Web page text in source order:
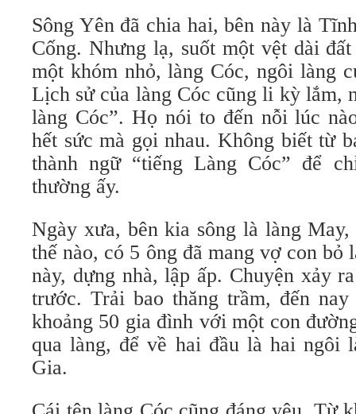
Sông Yên đã chia hai, bên này là
Cống. Nhưng lạ, suốt một vệt dài
một khóm nhỏ, làng Cóc, ngôi làng
Lịch sử của làng Cóc cũng li kỳ lắm,
làng Cóc”. Họ nói to đến nỗi lúc
hết sức mà gọi nhau. Không biết từ
thành ngữ “tiếng Làng Cóc” để
thường ấy.
Ngày xưa, bên kia sông là làng
thế nào, có 5 ông đã mang vợ con bỏ
này, dựng nhà, lập ấp. Chuyện xảy
trước. Trải bao thăng trầm, đến
khoảng 50 gia đình với một con
qua làng, để về hai đầu là hai ngôi
Gia.